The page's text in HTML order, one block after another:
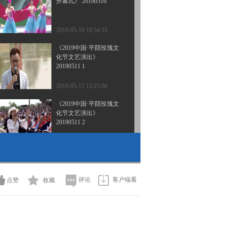
2019-05-16 16:54:55
《2019中国·平阴玫瑰文
化节文艺演出》
20190511 1
2019-05-11 13:25:06
《2019中国·平阴玫瑰文
化节文艺演出》
20190511 2
2016-05-04 21:42:16
点赞 收藏 评论 客户端看